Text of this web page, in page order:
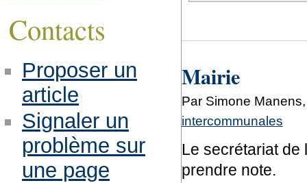
Mairie
Par Simone
intercommunales
Le secrétariat de
prendre note.
Contacts
Proposer un
article
Signaler un
problème sur
une page